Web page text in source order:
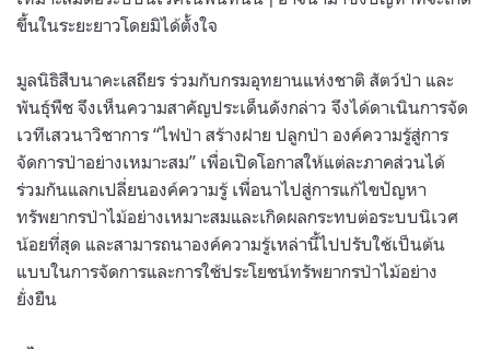
ขึ้นในระยะยาวโดยมิได้ตั้งใจ
มูลนิธิสืบนาคะเสถียร ร่วมกับกรมอุทยานแห่งชาติ สัตว์ป่า และ
พันธุ์พืช จึงเห็นความสาคัญประเด็นดังกล่าว จึงได้ดาเนินการจัด
เวทีเสวนาวิชาการ “ไฟป่า สร้างฝาย ปลูกป่า องค์ความรู้สู่การ
จัดการป่าอย่างเหมาะสม” เพื่อเปิดโอกาสให้แต่ละภาคส่วนได้
ร่วมกันแลกเปลี่ยนองค์ความรู้ เพื่อนาไปสู่การแก้ไขปัญหา
ทรัพยากรป่าไม้อย่างเหมาะสมและเกิดผลกระทบต่อระบบนิเวศ
น้อยที่สุด และสามารถนาองค์ความรู้เหล่านี้ไปปรับใช้เป็นต้น
แบบในการจัดการและการใช้ประโยชน์ทรัพยากรป่าไม้อย่าง
ยั่งยืน